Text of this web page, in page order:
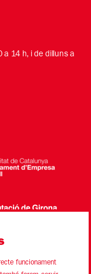
a 14 h, i de dilluns a
funcionament